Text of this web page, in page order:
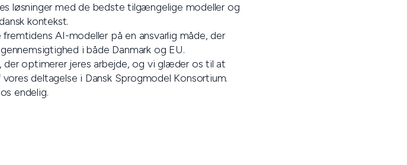
løsninger med de bedste tilgængelige modeller og
kontekst.
AI-modeller på en ansvarlig måde, der
i både Danmark og EU.
optimerer jeres arbejde, og vi glæder os til at
deltagelse i Dansk Sprogmodel Konsortium.
endelig.